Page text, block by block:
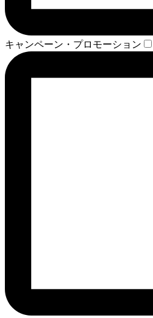
キャンペーン・プロモーション